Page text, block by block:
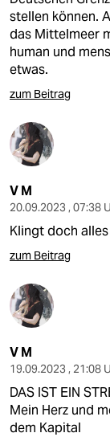
stellen können.
das Mittelmeer
human und
etwas.
zum Beitrag
V M
20.09.2023 , 07:38
Klingt doch
zum Beitrag
V M
19.09.2023 , 21:08
DAS IST EIN
Mein Herz und
dem Kapital